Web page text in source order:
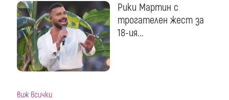
Рики Мартин с
трогателен жест за
18-ия...
виж всички